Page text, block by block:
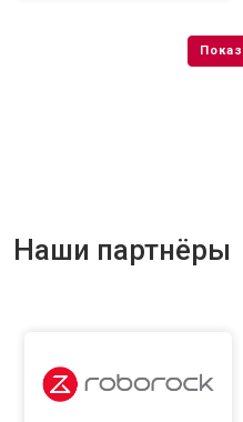
Наши партнёры